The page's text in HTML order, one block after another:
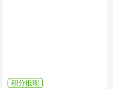
积分抵现